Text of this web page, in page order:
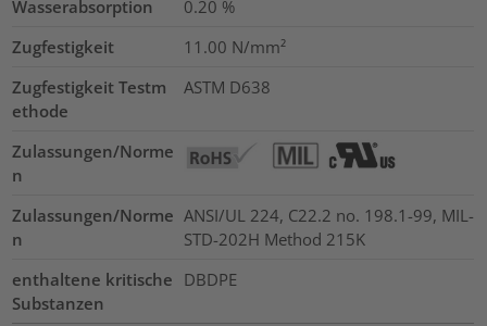
Wasserabsorption 0.20 %
Zugfestigkeit
11.00 N/mm²
Zugfestigkeit Testm
ethode
ASTM D638
Zulassungen/Norme
n
Zulassungen/Norme
n
ANSI/UL 224, C22.2 no. 198.1-99, MIL-
STD-202H Method 215K
enthaltene kritische
Substanzen
DBDPE